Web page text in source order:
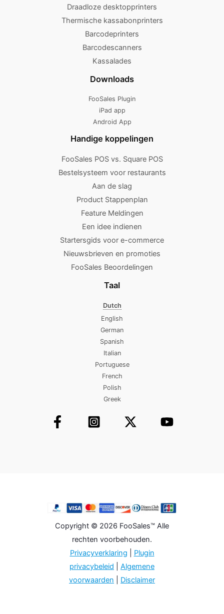
Draadloze desktopprinters
Thermische kassabonprinters
Barcodeprinters
Barcodescanners
Kassalades
Downloads
FooSales Plugin
iPad app
Android App
Handige koppelingen
FooSales POS vs. Square POS
Bestelsysteem voor restaurants
Aan de slag
Product Stappenplan
Feature Meldingen
Een idee indienen
Startersgids voor e-commerce
Nieuwsbrieven en promoties
FooSales Beoordelingen
Taal
Dutch
English
German
Spanish
Italian
Portuguese
French
Polish
Greek
Copyright © 2026 FooSales™ Alle
rechten voorbehouden.
Privacyverklaring
Plugin
privacybeleid
Algemene
voorwaarden
Disclaimer